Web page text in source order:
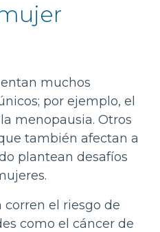
muchos
por ejemplo, el
menopausia. Otros
también afectan a
plantean desafíos
el riesgo de
como el cáncer de